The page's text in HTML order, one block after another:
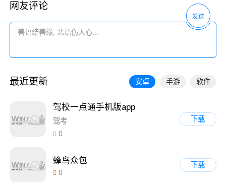
网友评论
发送
最近更新 安卓 手游 软件
驾校一点通手机版app
驾考
0
下载
蜂鸟众包
0
下载